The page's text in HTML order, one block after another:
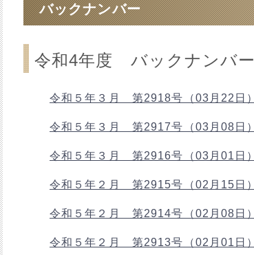
バックナンバー
令和4年度 バックナンバー
令和５年３月 第2918号（03月22日）
令和５年３月 第2917号（03月08日）
令和５年３月 第2916号（03月01日）
令和５年２月 第2915号（02月15日）
令和５年２月 第2914号（02月08日）
令和５年２月 第2913号（02月01日）